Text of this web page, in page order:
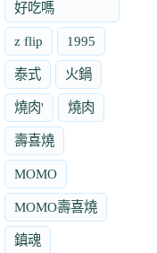
好吃嗎
z flip 1995
泰式 火鍋
燒肉' 燒肉
壽喜燒
MOMO
MOMO壽喜燒
鎮魂